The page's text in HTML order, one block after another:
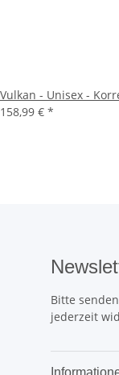
Vulkan - Unisex -
158,99 € *
Bitte
jederzeit